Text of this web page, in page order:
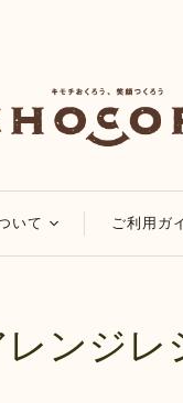
いて ご利用ガ
マイペー
レンジレ